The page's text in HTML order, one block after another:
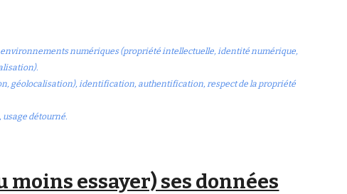
environnements numériques (propriété intellectuelle, identité numérique,
géolocalisation), identification, authentification, respect de la propriété
usage détourné.
essayer) ses données